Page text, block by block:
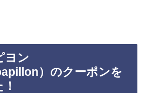
ヨン
）のクーポンを